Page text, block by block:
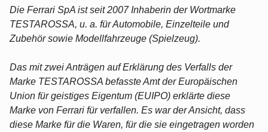
Die Ferrari SpA ist seit 2007 Inhaberin der Wortmarke
TESTAROSSA, u. a. für Automobile, Einzelteile und
Zubehör sowie Modellfahrzeuge (Spielzeug).
Das mit zwei Anträgen auf Erklärung des Verfalls der
Marke TESTAROSSA befasste Amt der Europäischen
Union für geistiges Eigentum (EUIPO) erklärte diese
Marke von Ferrari für verfallen. Es war der Ansicht, dass
diese Marke für die Waren, für die sie eingetragen worden